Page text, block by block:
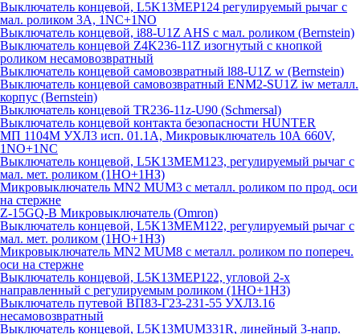
Выключатель концевой, L5K13MEP124 регулируемый рычаг с
мал. роликом 3А, 1NC+1NO
Выключатель концевой, i88-U1Z AHS с мал. роликом (Bernstein)
Выключатель концевой Z4K236-11Z изогнутый с кнопкой
роликом несамовозвратный
Выключатель концевой самовозвратный l88-U1Z w (Bernstein)
Выключатель концевой самовозвратный ENM2-SU1Z iw металл.
корпус (Bernstein)
Выключатель концевой TR236-11z-U90 (Schmersal)
Выключатель концевой контакта безопасности HUNTER
МП 1104М УХЛ3 исп. 01.1А, Микровыключатель 10А 660V,
1NO+1NC
Выключатель концевой, L5K13MEM123, регулируемый рычаг с
мал. мет. роликом (1НО+1НЗ)
Микровыключатель MN2 MUM3 с металл. роликом по прод. оси
на стержне
Z-15GQ-B Микровыключатель (Omron)
Выключатель концевой, L5K13MEM122, регулируемый рычаг с
мал. мет. роликом (1НО+1НЗ)
Микровыключатель MN2 MUM8 с металл. роликом по попереч.
оси на стержне
Выключатель концевой, L5K13MEP122, угловой 2-х
направленный с регулируемым роликом (1НО+1НЗ)
Выключатель путевой ВП83-Г23-231-55 УХЛ3.16
несамовозвратный
Выключатель концевой, L5K13MUM331R, линейный 3-напр.